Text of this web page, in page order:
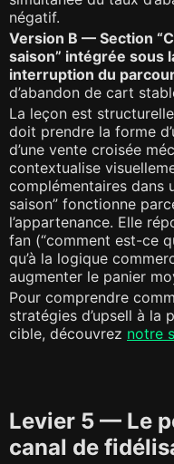
négatif.
Version B — Section
saison” intégrée sous
interruption du
d’abandon de cart
La leçon est
doit prendre la forme
d’une vente croisée
contextualise
complémentaires dans
saison” fonctionne
l’appartenance. Elle
fan (“comment est-ce
qu’à la logique
augmenter le panier
Pour comprendre
stratégies d’upsell à la
cible, découvrez notre
Levier 5 — Le
canal de